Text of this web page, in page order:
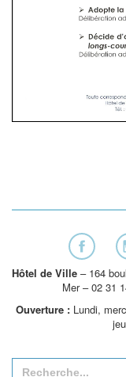
Hôtel de Ville – 164
Mer – 02 31
Ouverture : Lundi,
Search